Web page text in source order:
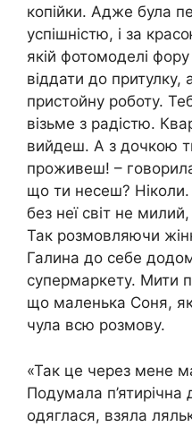
копійки. Адже була
успішністю, і за
якій фотомоделі
віддати до притулку,
пристойну роботу.
візьме з радістю.
вийдеш. А з дочкою
проживеш! –
що ти несеш?
без неї світ не
Так розмовляючи
Галина до себе
супермаркету. Мити
що маленька Соня,
чула всю розмову.
«Так це через мене
Подумала п’ятирічна
одяглася, взяла